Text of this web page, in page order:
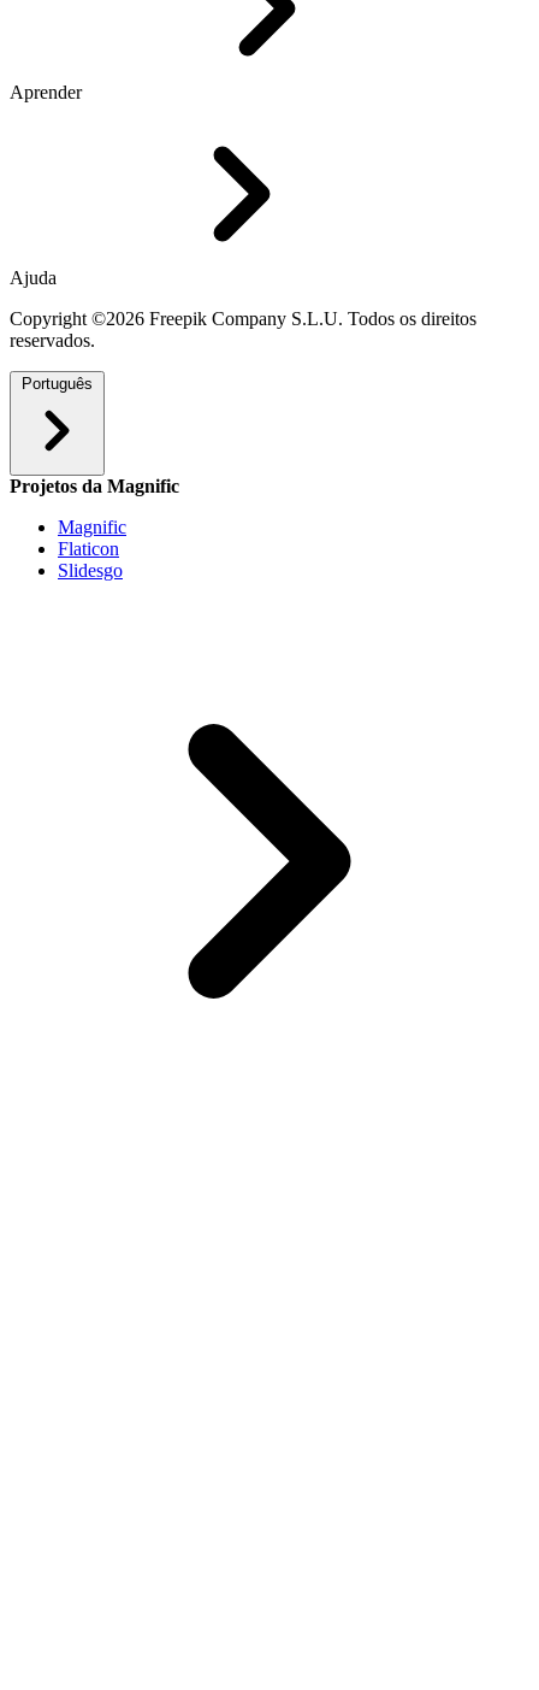
Aprender
Ajuda
Copyright ©2026 Freepik Company S.L.U. Todos os direitos
reservados.
Português
Projetos da Magnific
Magnific
Flaticon
Slidesgo